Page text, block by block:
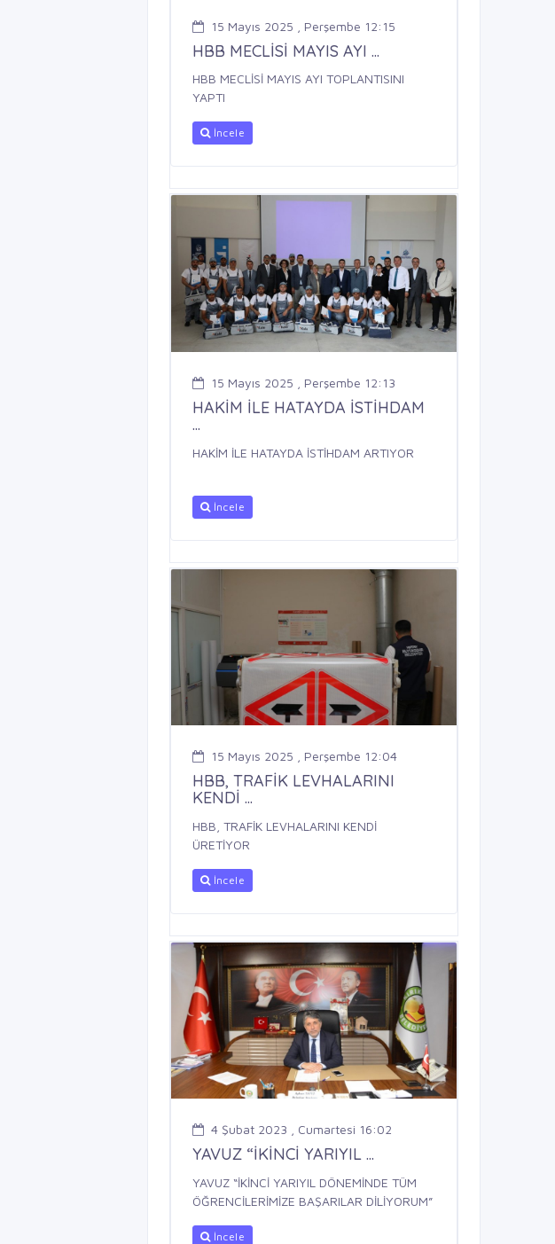
15 Mayıs 2025 , Perşembe 12:15
HBB MECLİSİ MAYIS AYI ...
HBB MECLİSİ MAYIS AYI TOPLANTISINI
YAPTI
İncele
15 Mayıs 2025 , Perşembe 12:13
HAKİM İLE HATAYDA İSTİHDAM
...
HAKİM İLE HATAYDA İSTİHDAM ARTIYOR
İncele
15 Mayıs 2025 , Perşembe 12:04
HBB, TRAFİK LEVHALARINI
KENDİ ...
HBB, TRAFİK LEVHALARINI KENDİ
ÜRETİYOR
İncele
4 Şubat 2023 , Cumartesi 16:02
YAVUZ “İKİNCİ YARIYIL ...
YAVUZ “İKİNCİ YARIYIL DÖNEMİNDE TÜM
ÖĞRENCİLERİMİZE BAŞARILAR DİLİYORUM”
İncele